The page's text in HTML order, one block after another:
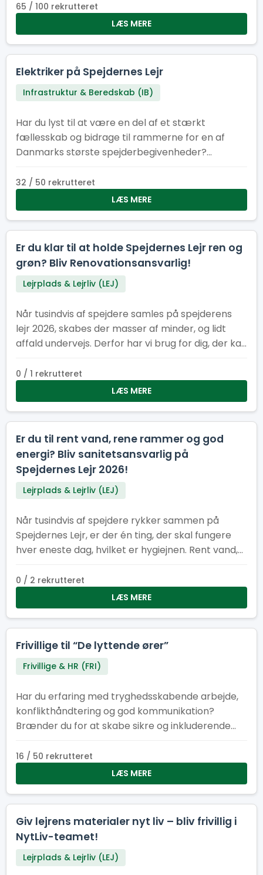
65 / 100 rekrutteret
LÆS MERE
Elektriker på Spejdernes Lejr
Infrastruktur & Beredskab (IB)
Har du lyst til at være en del af et stærkt
fællesskab og bidrage til rammerne for en af
Danmarks største spejderbegivenheder?
medhjælpere til flere perioder før, under og efter
lejren. Uanset om du kan være med i få dage eller
i en længere periode, er din indsats afgørende for,
velfungerende lejr.
32 / 50 rekrutteret
LÆS MERE
Er du klar til at holde Spejdernes Lejr ren og
grøn? Bliv Renovationsansvarlig!
Lejrplads & Lejrliv (LEJ)
Når tusindvis af spejdere samles på spejderens
lejr 2026, skabes der masser af minder, og lidt
affald undervejs. Derfor har vi brug for dig, der kan
bæredygtig
0 / 1 rekrutteret
LÆS MERE
Er du til rent vand, rene rammer og god
energi? Bliv sanitetsansvarlig på
Spejdernes Lejr 2026!
Lejrplads & Lejrliv (LEJ)
Når tusindvis af spejdere rykker sammen på
Spejdernes Lejr, er der én ting, der skal fungere
hver eneste dag, hvilket er hygiejnen. Rent vand,
er helt afgørende for, at lejren kan køre rundt og
være et trygt og rart sted for alle
0 / 2 rekrutteret
LÆS MERE
Frivillige til “De lyttende ører”
Frivillige & HR (FRI)
Har du erfaring med tryghedsskabende arbejde,
konflikthåndtering og god kommunikation?
Brænder du for at skabe sikre og inkluderende
vores tryghedskabende team vi kalder “De
Tryghedsværter eller lignende fra andre store
kalde os selv for “De lyttende ører”, som tager
afsæt i det engelske koncept “Listening ears” der
også findes på bl.a. verdensjamboreen.
16 / 50 rekrutteret
LÆS MERE
Giv lejrens materialer nyt liv – bliv frivillig i
NytLiv-teamet!
Lejrplads & Lejrliv (LEJ)